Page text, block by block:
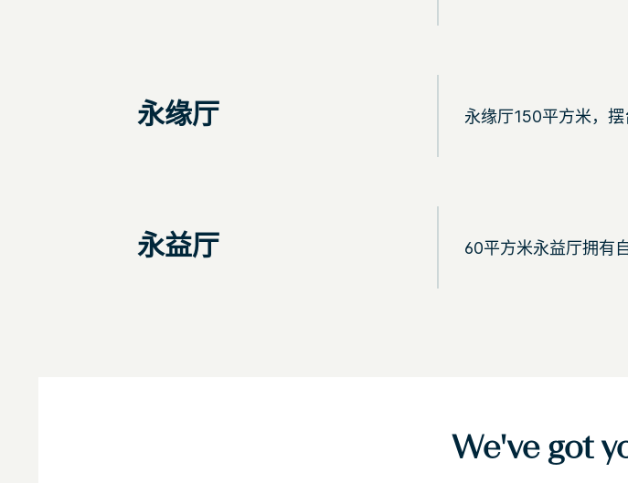
永缘厅 永缘厅150平方米，摆
永益厅 60平方米永益厅拥有
We've got